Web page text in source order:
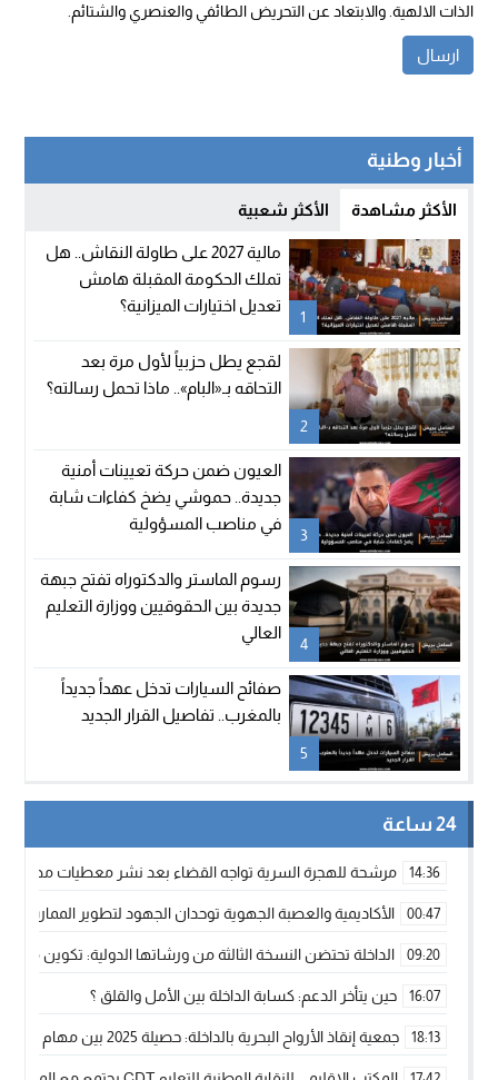
الذات الالهية. والابتعاد عن التحريض الطائفي والعنصري والشتائم.
أخبار وطنية
الأكثر مشاهدة الأكثر شعبية
1
مالية 2027 على طاولة النقاش.. هل
تملك الحكومة المقبلة هامش
تعديل اختيارات الميزانية؟
2
لقجع يطل حزبياً لأول مرة بعد
التحاقه بـ«البام».. ماذا تحمل رسالته؟
3
العيون ضمن حركة تعيينات أمنية
جديدة.. حموشي يضخ كفاءات شابة
في مناصب المسؤولية
4
رسوم الماستر والدكتوراه تفتح جبهة
جديدة بين الحقوقيين ووزارة التعليم
العالي
5
صفائح السيارات تدخل عهداً جديداً
بالمغرب.. تفاصيل القرار الجديد
24 ساعة
14:36 مرشحة للهجرة السرية تواجه القضاء بعد نشر معطيات مضللة
00:47 الأكاديمية والعصبة الجهوية توحدان الجهود لتطوير الممارسة
09:20 الداخلة تحتضن النسخة الثالثة من ورشاتها الدولية: تكوين
16:07 حين يتأخر الدعم: كسابة الداخلة بين الأمل والقلق ؟
18:13 جمعية إنقاذ الأرواح البحرية بالداخلة: حصيلة 2025 بين مهام الإنقاذ ومشروع “دار البحار”